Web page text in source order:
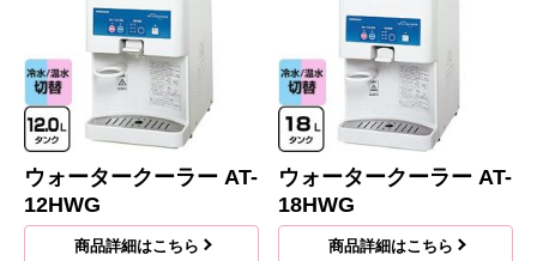
ウォータークーラー AT-
12HWG
商品詳細はこちら
ウォータークーラー AT-
18HWG
商品詳細はこちら